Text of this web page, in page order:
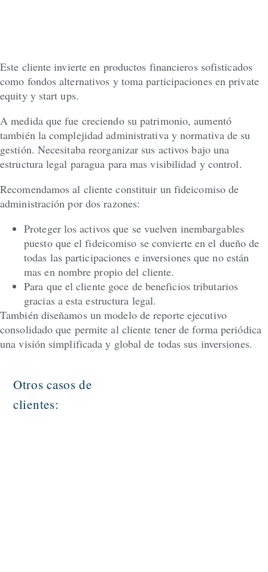
Este cliente invierte en productos financieros sofisticados
como fondos alternativos y toma participaciones en private
equity y start ups.
A medida que fue creciendo su patrimonio, aumentó
también la complejidad administrativa y normativa de su
gestión. Necesitaba reorganizar sus activos bajo una
estructura legal paragua para mas visibilidad y control.
Recomendamos al cliente constituir un fideicomiso de
administración por dos razones:
Proteger los activos que se vuelven inembargables
puesto que el fideicomiso se convierte en el dueño de
todas las participaciones e inversiones que no están
mas en nombre propio del cliente.
Para que el cliente goce de beneficios tributarios
gracias a esta estructura legal.
También diseñamos un modelo de reporte ejecutivo
consolidado que permite al cliente tener de forma periódica
una visión simplificada y global de todas sus inversiones.
Otros casos de
clientes: